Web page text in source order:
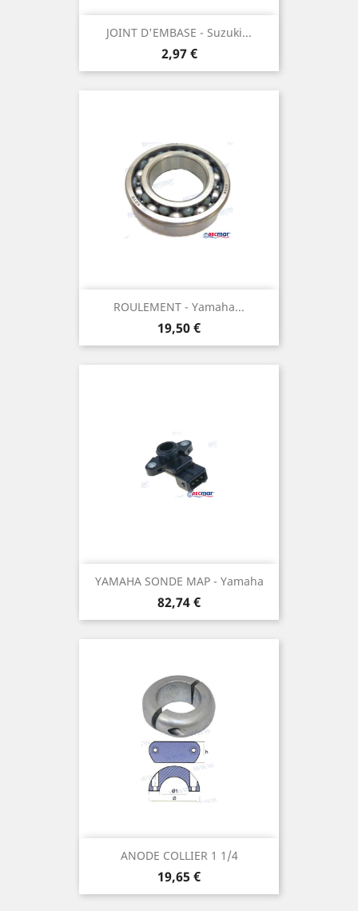
JOINT D'EMBASE - Suzuki...
Prix
2,97 €
ROULEMENT - Yamaha...
Prix
19,50 €
YAMAHA SONDE MAP - Yamaha
Prix
82,74 €
ANODE COLLIER 1 1/4
Prix
19,65 €